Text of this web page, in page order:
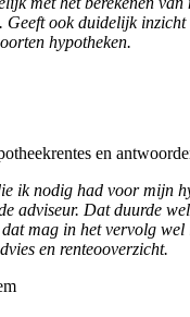
Geeft ook duidelijk inzicht
hypotheken.
en
ik nodig had voor mijn
adviseur. Dat duurde
mag in het vervolg wel
en renteooverzicht.